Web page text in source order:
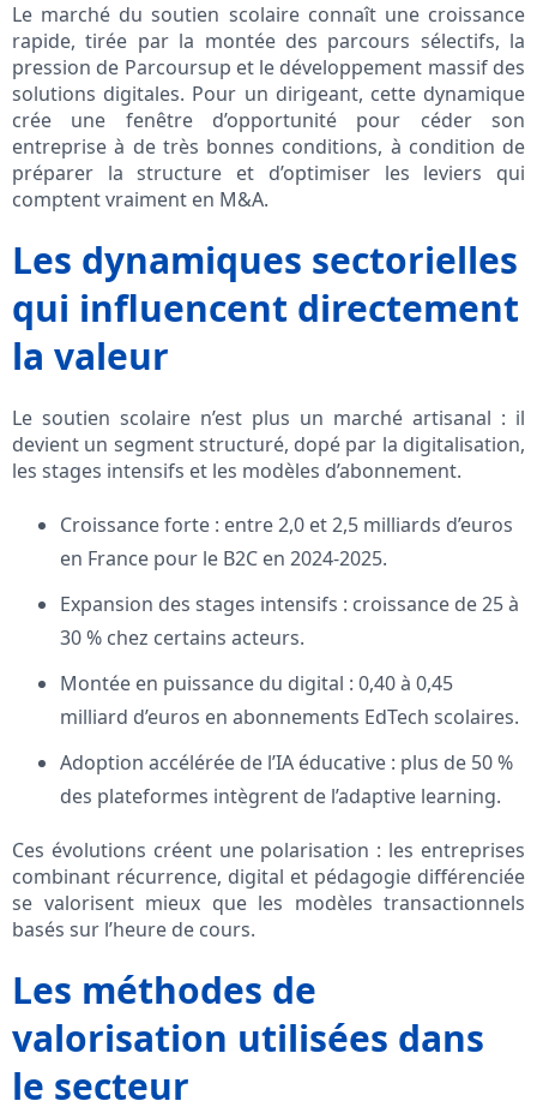
Le marché du soutien scolaire connaît une croissance
rapide, tirée par la montée des parcours sélectifs, la
pression de Parcoursup et le développement massif des
solutions digitales. Pour un dirigeant, cette dynamique
crée une fenêtre d’opportunité pour céder son
entreprise à de très bonnes conditions, à condition de
préparer la structure et d’optimiser les leviers qui
comptent vraiment en M&A.
Les dynamiques sectorielles
qui influencent directement
la valeur
Le soutien scolaire n’est plus un marché artisanal : il
devient un segment structuré, dopé par la digitalisation,
les stages intensifs et les modèles d’abonnement.
Croissance forte : entre 2,0 et 2,5 milliards d’euros
en France pour le B2C en 2024‑2025.
Expansion des stages intensifs : croissance de 25 à
30 % chez certains acteurs.
Montée en puissance du digital : 0,40 à 0,45
milliard d’euros en abonnements EdTech scolaires.
Adoption accélérée de l’IA éducative : plus de 50 %
des plateformes intègrent de l’adaptive learning.
Ces évolutions créent une polarisation : les entreprises
combinant récurrence, digital et pédagogie différenciée
se valorisent mieux que les modèles transactionnels
basés sur l’heure de cours.
Les méthodes de
valorisation utilisées dans
le secteur